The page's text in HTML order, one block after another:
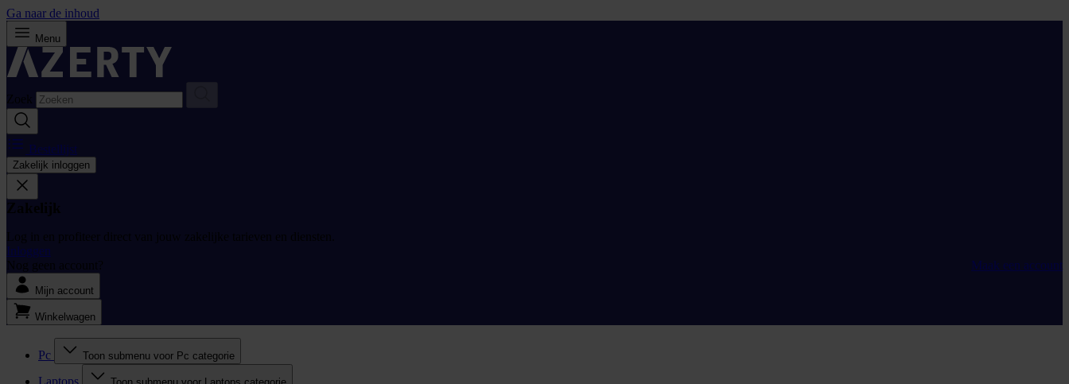
Ga naar de inhoud
Menu
Zoek
Bestellijst
Zakelijk inloggen
Zakelijk
Log in en profiteer direct van jouw zakelijke tarieven en diensten.
Inloggen
Nog geen account?
Maak een account
Mijn account
Winkelwagen
Pc Toon submenu voor Pc categorie
Laptops